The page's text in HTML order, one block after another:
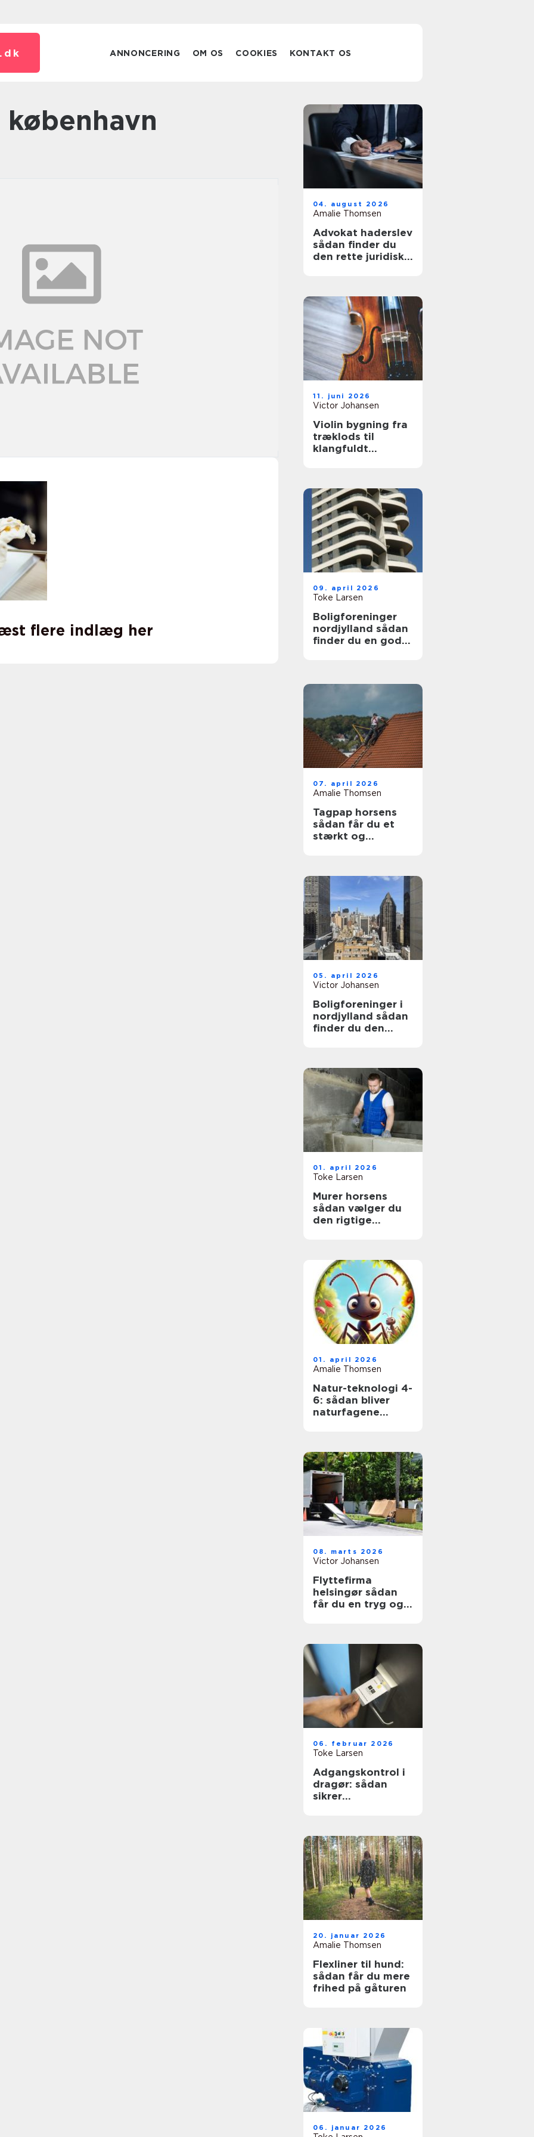
dk ANNONCERING OM OS COOKIES KONTAKT OS
københavn
flere indlæg her
04. august 2026
Amalie Thomsen
Advokat haderslev
sådan finder du
den rette juridiske
11. juni 2026
Victor Johansen
Violin bygning fra
træklods til
klangfuldt
09. april 2026
Toke Larsen
Boligforeninger
nordjylland sådan
finder du en god
07. april 2026
Amalie Thomsen
Tagpap horsens
sådan får du et
stærkt og
05. april 2026
Victor Johansen
Boligforeninger i
nordjylland sådan
finder du den
01. april 2026
Toke Larsen
Murer horsens
sådan vælger du
den rigtige
01. april 2026
Amalie Thomsen
Natur-teknologi 4-
6: sådan bliver
naturfagene
08. marts 2026
Victor Johansen
Flyttefirma
helsingør sådan
får du en tryg og
06. februar 2026
Toke Larsen
Adgangskontrol i
dragør: sådan
sikrer
20. januar 2026
Amalie Thomsen
Flexliner til hund:
sådan får du mere
frihed på gåturen
06. januar 2026